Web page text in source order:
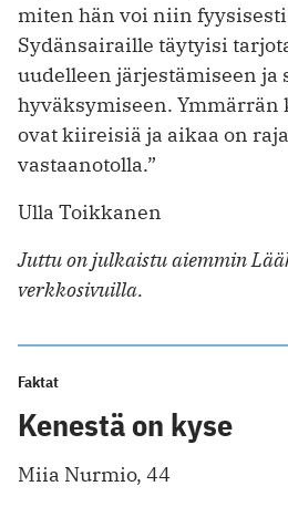
miten hän voi niin
Sydänsairaille täytyisi
uudelleen järjestämiseen ja
hyväksymiseen. Ymmärrän
ovat kiireisiä ja aikaa on
vastaanotolla.”
Ulla Toikkanen
Juttu on julkaistu aiemmin
verkkosivuilla.
Faktat
Kenestä on kyse
Miia Nurmio, 44